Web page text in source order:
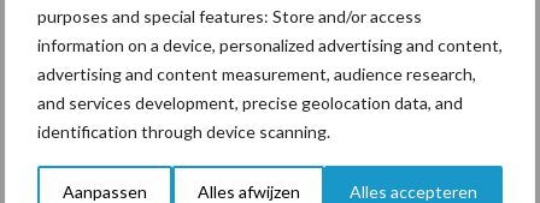
purposes and special features: Store and/or access
information on a device, personalized advertising and content,
advertising and content measurement, audience research,
and services development, precise geolocation data, and
identification through device scanning.
Aanpassen Alles afwijzen Alles accepteren
Toon meer